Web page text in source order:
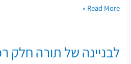
Read More »
לבניינה של תורה חלק
לבניינה